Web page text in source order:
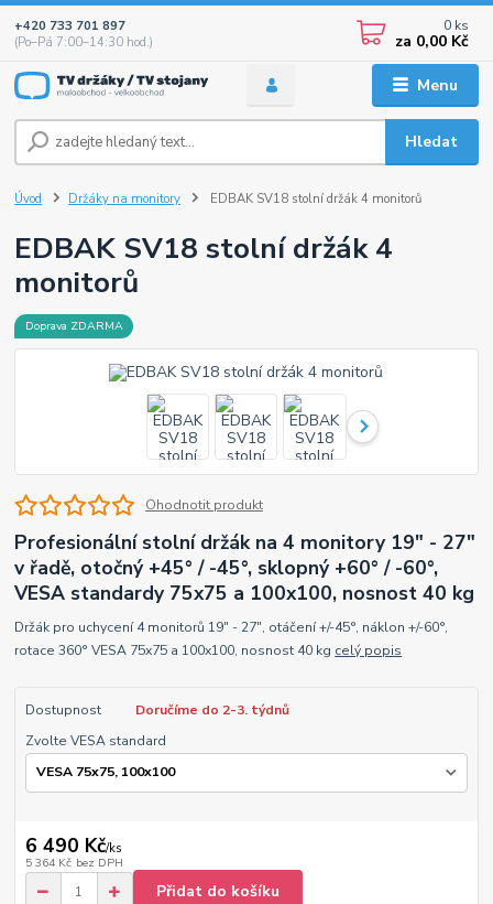
Menu
Hledat
+420 733 701 897
(Po–Pá 7:00–14:30 hod.)
0 ks
za 0,00 Kč
Úvod Držáky na monitory EDBAK SV18 stolní držák 4 monitorů
EDBAK SV18 stolní držák 4
monitorů
Doprava ZDARMA
Ohodnotit produkt
Profesionální stolní držák na 4 monitory 19" - 27"
v řadě, otočný +45° / -45°, sklopný +60° / -60°,
VESA standardy 75x75 a 100x100, nosnost 40 kg
Držák pro uchycení 4 monitorů 19" - 27", otáčení +/-45°, náklon +/-60°,
rotace 360° VESA 75x75 a 100x100, nosnost 40 kg celý popis
Dostupnost
Doručíme do 2-3. týdnů
Zvolte VESA standard
6 490 Kč/ks
5 364 Kč bez DPH
Přidat do košíku